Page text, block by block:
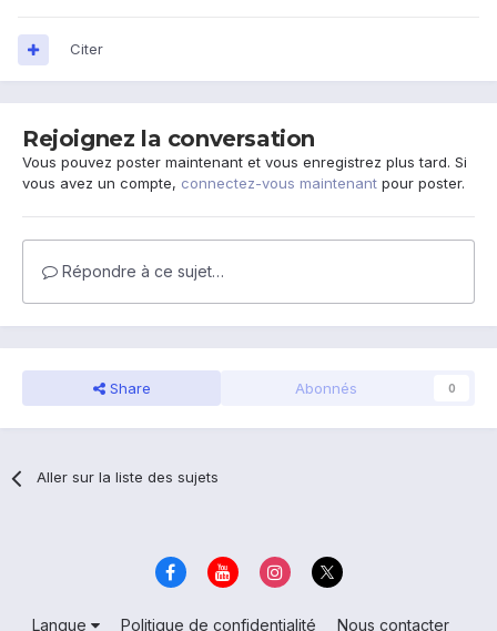
Citer
Rejoignez la conversation
Vous pouvez poster maintenant et vous enregistrez plus tard. Si
vous avez un compte, connectez-vous maintenant pour poster.
Répondre à ce sujet…
Share Abonnés 0
Aller sur la liste des sujets
Langue Politique de confidentialité Nous contacter